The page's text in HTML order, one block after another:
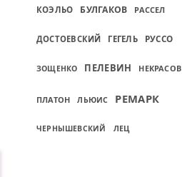
КОЭЛЬО БУЛГАКОВ РАССЕЛ
ДОСТОЕВСКИЙ ГЕГЕЛЬ РУССО
ЗОЩЕНКО ПЕЛЕВИН НЕКРАСОВ
ПЛАТОН ЛЬЮИС РЕМАРК
ЧЕРНЫШЕВСКИЙ ЛЕЦ